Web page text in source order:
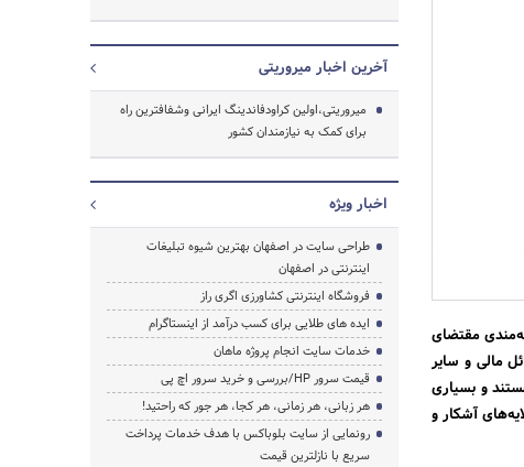
مقتضای
مالی و سایر
و بسیاری
آشکار و
آخرین اخبار میروریتی
میروریتی،اولین کراودفاندینگ ایرانی وشفافترین راه
برای کمک به نیازمندان کشور
اخبار ویژه
طراحی سایت در اصفهان بهترین شیوه تبلیغات
اینترنتی در اصفهان
فروشگاه اینترنتی کشاورزی اگری راز
ایده های طلایی برای کسب درآمد از اینستاگرام
خدمات سایت انجام پروژه ماهان
قیمت سرور HP/بررسی و خرید سرور اچ پی
هر زبانی، هر زمانی، هر کجا، هر جور که راحتید!
رونمایی از سایت بلوباکس با هدف خدمات پرداخت
سریع با نازلترین قیمت